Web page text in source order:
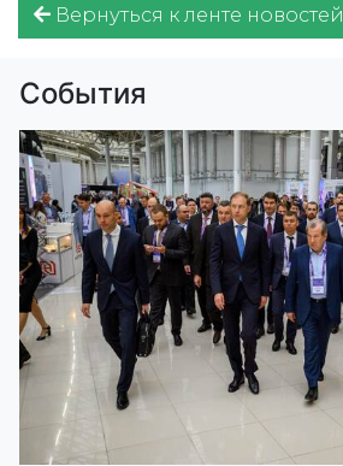
Вернуться к ленте новостей
События